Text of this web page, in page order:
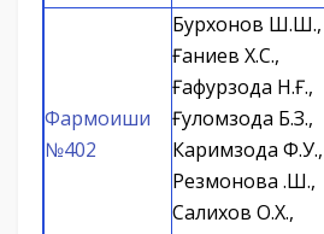
Фармоиши
№402
Бурхонов Ш.Ш.,
Ғаниев Х.С.,
Ғафурзода Н.Ғ.,
Ғуломзода Б.З.,
Каримзода Ф.У.,
Резмонова Қ.Ш.,
Салихов О.Х.,